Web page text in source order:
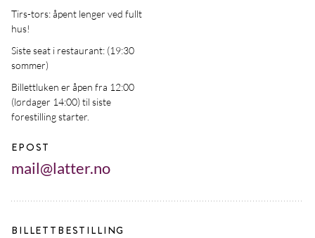
Tirs-tors: åpent lenger ved fullt
hus!
Siste seat i restaurant: (19:30
sommer)
Billettluken er åpen fra 12:00
(lørdager 14:00) til siste
forestilling starter.
EPOST
mail@latter.no
BILLETTBESTILLING